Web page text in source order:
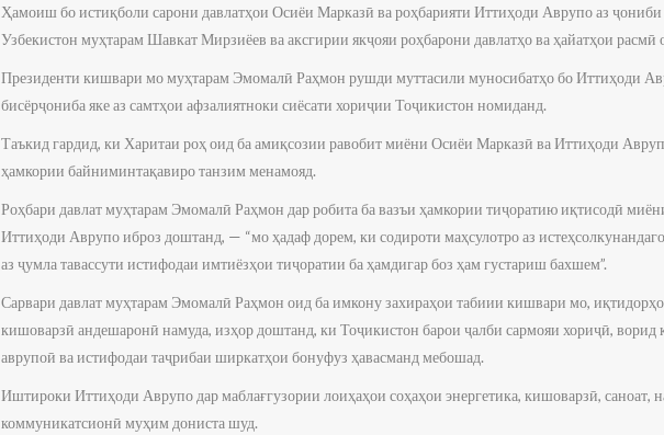
Ҳамоиш бо истиқболи сарони давлатҳои Осиёи Марказӣ ва роҳбарияти Иттиҳоди Аврупо аз
Узбекистон муҳтарам Шавкат Мирзиёев ва аксгирии якҷояи роҳбарони давлатҳо ва ҳайатҳои расмӣ
Президенти кишвари мо муҳтарам Эмомалӣ Раҳмон рушди муттасили муносибатҳо бо Иттиҳоди
бисёрҷониба яке аз самтҳои афзалиятноки сиёсати хориҷии Тоҷикистон номиданд.
Таъкид гардид, ки Харитаи роҳ оид ба амиқсозии равобит миёни Осиёи Марказӣ ва Иттиҳоди
ҳамкории байниминтақавиро танзим менамояд.
Роҳбари давлат муҳтарам Эмомалӣ Раҳмон дар робита ба вазъи ҳамкории тиҷоратию иқтисодӣ
Иттиҳоди Аврупо иброз доштанд, — “мо ҳадаф дорем, ки содироти маҳсулотро аз
аз ҷумла тавассути истифодаи имтиёзҳои тиҷоратии ба ҳамдигар боз ҳам густариш бахшем”.
Сарвари давлат муҳтарам Эмомалӣ Раҳмон оид ба имкону захираҳои табиии кишвари мо,
кишоварзӣ андешаронӣ намуда, изҳор доштанд, ки Тоҷикистон барои ҷалби сармояи хориҷӣ, ворид
аврупоӣ ва истифодаи таҷрибаи ширкатҳои бонуфуз ҳавасманд мебошад.
Иштироки Иттиҳоди Аврупо дар маблағгузории лоиҳаҳои соҳаҳои энергетика, кишоварзӣ, саноат,
коммуникатсионӣ муҳим дониста шуд.